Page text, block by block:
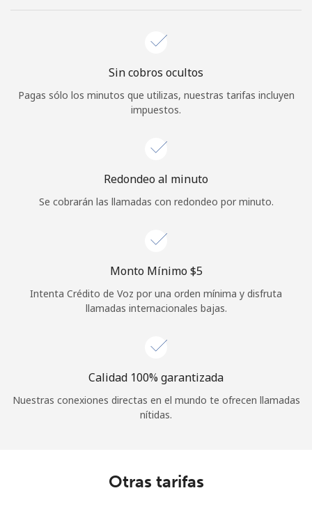
¿Olvidaste tu contraseña? →
o
Continuar con
Sin cobros ocultos
Pagas sólo los minutos que utilizas, nuestras tarifas incluyen
impuestos.
Redondeo al minuto
Se cobrarán las llamadas con redondeo por minuto.
Monto Mínimo ⁦$5⁩
Intenta Crédito de Voz por una orden mínima y disfruta
llamadas internacionales bajas.
Calidad 100% garantizada
Nuestras conexiones directas en el mundo te ofrecen llamadas
nítidas.
Otras tarifas